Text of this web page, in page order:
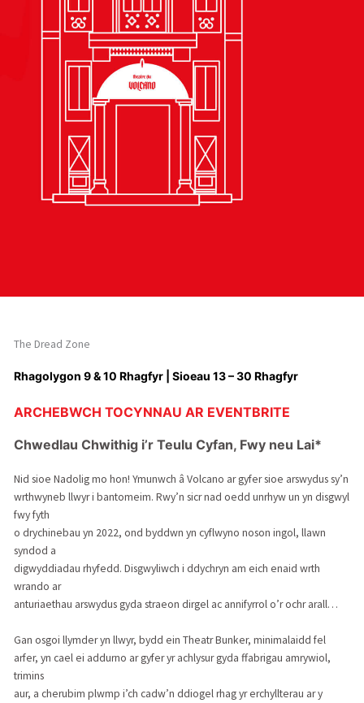
The Dread Zone
Rhagolygon 9 & 10 Rhagfyr | Sioeau 13 – 30 Rhagfyr
ARCHEBWCH TOCYNNAU AR EVENTBRITE
Chwedlau Chwithig i’r Teulu Cyfan, Fwy neu Lai*
Nid sioe Nadolig mo hon! Ymunwch â Volcano ar gyfer sioe arswydus sy’n
wrthwyneb llwyr i bantomeim. Rwy’n sicr nad oedd unrhyw un yn disgwyl
fwy fyth
o drychinebau yn 2022, ond byddwn yn cyflwyno noson ingol, llawn
syndod a
digwyddiadau rhyfedd. Disgwyliwch i ddychryn am eich enaid wrth
wrando ar
anturiaethau arswydus gyda straeon dirgel ac annifyrrol o’r ochr arall…
Gan osgoi llymder yn llwyr, bydd ein Theatr Bunker, minimalaidd fel
arfer, yn cael ei addurno ar gyfer yr achlysur gyda ffabrigau amrywiol,
trimins
aur, a cherubim plwmp i’ch cadw’n ddiogel rhag yr erchyllterau ar y